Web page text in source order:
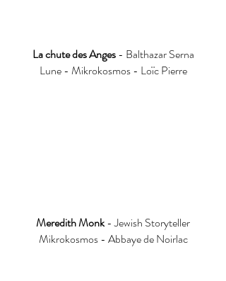
La chute des Anges- Balthazar Serna
Lune - Mikrokosmos - Loïc Pierre
Meredith Monk- Jewish Storyteller
Mikrokosmos - Abbaye de Noirlac